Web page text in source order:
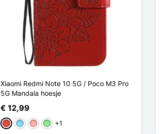
Xiaomi Redmi Note 10 5G / Poco M3 Pro
5G Mandala hoesje
€ 12,99
RoodLicht Blauw
Rose Goud
Lichtgroen
+1